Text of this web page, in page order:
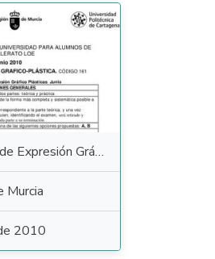
Gráfico Plástica
Murcia
2010